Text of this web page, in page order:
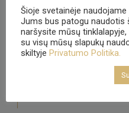
El. paštas:
Adresas:Triliškių 4,
(Automagistralės
Šioje svetainėje
Jums bus patogu naudotis
naršysite mūsų
su visų mūsų slapukų
skiltyje Privatumo Politika.